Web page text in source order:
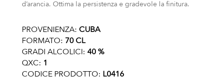
d’arancia. Ottima la persistenza e gradevole la finitura.
PROVENIENZA: CUBA
FORMATO: 70 CL
GRADI ALCOLICI: 40 %
QXC: 1
CODICE PRODOTTO: L0416